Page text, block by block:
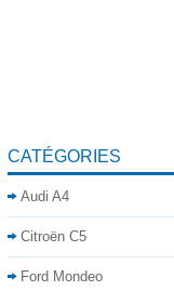
CATÉGORIES
Audi A4
Citroën C5
Ford Mondeo